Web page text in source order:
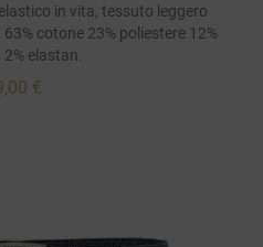
in vita, tessuto leggero
cotone 23% poliestere 12%
elastan.
€